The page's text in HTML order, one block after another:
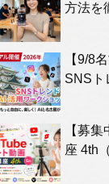
方法を
【9/8
SNSト
【募
座 4th